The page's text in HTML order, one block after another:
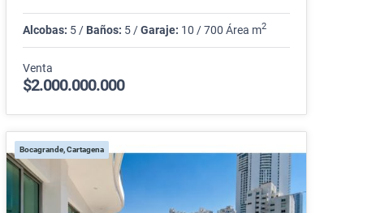
Alcobas: 5 / Baños: 5 /Garaje: 10 / 700 Área m2
Venta
$2.000.000.000
Bocagrande, Cartagena